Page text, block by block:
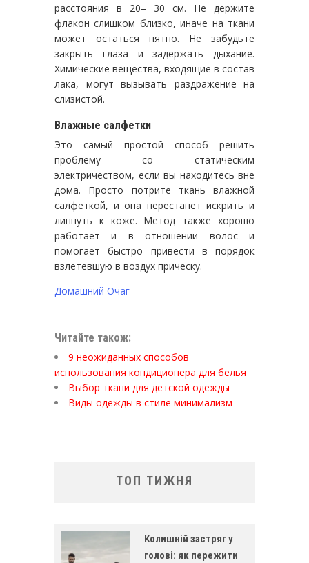
расстояния в 20– 30 см. Не держите
флакон слишком близко, иначе на ткани
может остаться пятно. Не забудьте
закрыть глаза и задержать дыхание.
Химические вещества, входящие в состав
лака, могут вызывать раздражение на
слизистой.
Влажные салфетки
Это самый простой способ решить
проблему со статическим
электричеством, если вы находитесь вне
дома. Просто потрите ткань влажной
салфеткой, и она перестанет искрить и
липнуть к коже. Метод также хорошо
работает и в отношении волос и
помогает быстро привести в порядок
взлетевшую в воздух прическу.
Домашний Очаг
Читайте також:
9 неожиданных способов
использования кондиционера для белья
Выбор ткани для детской одежды
Виды одежды в стиле минимализм
ТОП ТИЖНЯ
Колишній застряг у
голові: як пережити